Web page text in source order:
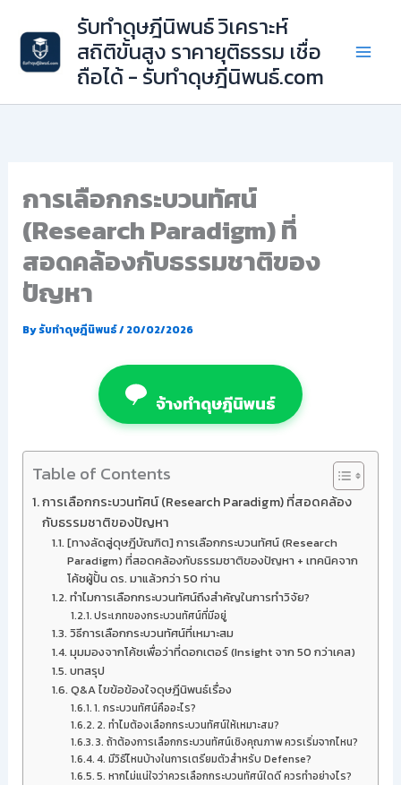
content
รับทำดุษฎีนิพนธ์ วิเคราะห์
สถิติขั้นสูง ราคายุติธรรม เชื่อ
ถือได้ - รับทำดุษฎีนิพนธ์.com
การเลือกกระบวนทัศน์
(Research Paradigm) ที่
สอดคล้องกับธรรมชาติของ
ปัญหา
Byรับทำดุษฎีนิพนธ์/20/02/2026
จ้างทำดุษฎีนิพนธ์
Table of Contents
การเลือกกระบวนทัศน์ (Research Paradigm) ที่สอดคล้อง
กับธรรมชาติของปัญหา
[ทางลัดสู่ดุษฎีบัณฑิต] การเลือกกระบวนทัศน์ (Research
Paradigm) ที่สอดคล้องกับธรรมชาติของปัญหา + เทคนิคจาก
โค้ชผู้ปั้น ดร. มาแล้วกว่า 50 ท่าน
ทำไมการเลือกกระบวนทัศน์ถึงสำคัญในการทำวิจัย?
ประเภทของกระบวนทัศน์ที่มีอยู่
วิธีการเลือกกระบวนทัศน์ที่เหมาะสม
มุมมองจากโค้ชเพื่อว่าที่ดอกเตอร์ (Insight จาก 50 กว่าเคส)
บทสรุป
Q&A ไขข้อข้องใจดุษฎีนิพนธ์เรื่อง
1. กระบวนทัศน์คืออะไร?
2. ทำไมต้องเลือกกระบวนทัศน์ให้เหมาะสม?
3. ถ้าต้องการเลือกกระบวนทัศน์เชิงคุณภาพ ควรเริ่มจากไหน?
4. มีวิธีไหนบ้างในการเตรียมตัวสำหรับ Defense?
5. หากไม่แน่ใจว่าควรเลือกกระบวนทัศน์ใดดี ควรทำอย่างไร?